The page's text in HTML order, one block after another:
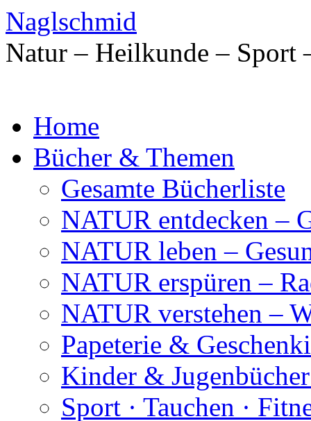
Naglschmid
Natur – Heilkunde – Sport
to
contentHome
Bücher & Themen
Gesamte Bücherliste
NATUR entdecken –
NATUR leben –
NATUR erspüren –
NATUR verstehen –
Papeterie &
Kinder &
Sport · Tauchen ·